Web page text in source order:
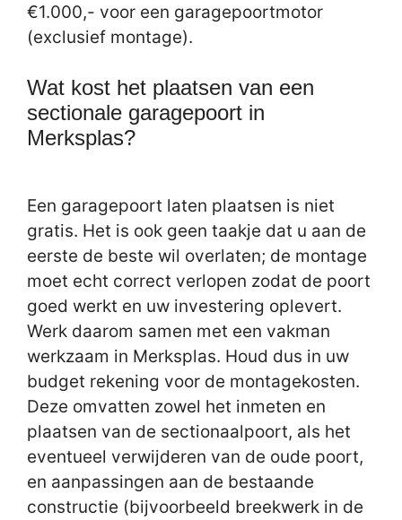
€1.000,- voor een garagepoortmotor
(exclusief montage).
Wat kost het plaatsen van een
sectionale garagepoort in
Merksplas?
Een garagepoort laten plaatsen is niet
gratis. Het is ook geen taakje dat u aan de
eerste de beste wil overlaten; de montage
moet echt correct verlopen zodat de poort
goed werkt en uw investering oplevert.
Werk daarom samen met een vakman
werkzaam in Merksplas. Houd dus in uw
budget rekening voor de montagekosten.
Deze omvatten zowel het inmeten en
plaatsen van de sectionaalpoort, als het
eventueel verwijderen van de oude poort,
en aanpassingen aan de bestaande
constructie (bijvoorbeeld breekwerk in de